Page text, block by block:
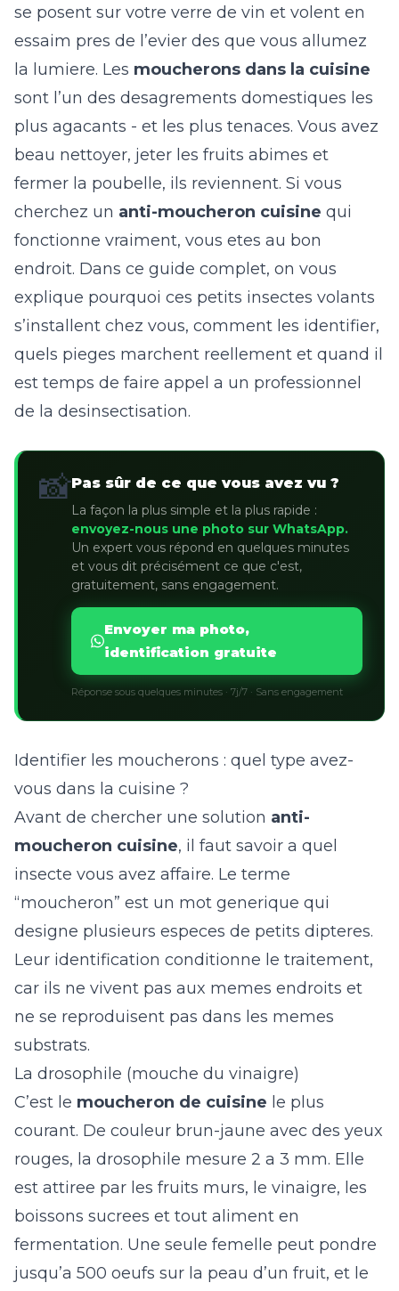
se posent sur votre verre de vin et volent en
essaim pres de l’evier des que vous allumez
la lumiere. Les moucherons dans la cuisine
sont l’un des desagrements domestiques les
plus agacants - et les plus tenaces. Vous avez
beau nettoyer, jeter les fruits abimes et
fermer la poubelle, ils reviennent. Si vous
cherchez un anti-moucheron cuisine qui
fonctionne vraiment, vous etes au bon
endroit. Dans ce guide complet, on vous
explique pourquoi ces petits insectes volants
s’installent chez vous, comment les identifier,
quels pieges marchent reellement et quand il
est temps de faire appel a un professionnel
de la desinsectisation.
📸Pas sûr de ce que vous avez vu ?
La façon la plus simple et la plus rapide :
envoyez-nous une photo sur WhatsApp.
Un expert vous répond en quelques minutes
et vous dit précisément ce que c'est,
gratuitement, sans engagement.
Envoyer ma photo,
identification gratuite
Réponse sous quelques minutes · 7j/7 · Sans engagement
Identifier les moucherons : quel type avez-
vous dans la cuisine ?
Avant de chercher une solution anti-
moucheron cuisine, il faut savoir a quel
insecte vous avez affaire. Le terme
“moucheron” est un mot generique qui
designe plusieurs especes de petits dipteres.
Leur identification conditionne le traitement,
car ils ne vivent pas aux memes endroits et
ne se reproduisent pas dans les memes
substrats.
La drosophile (mouche du vinaigre)
C’est le moucheron de cuisine le plus
courant. De couleur brun-jaune avec des yeux
rouges, la drosophile mesure 2 a 3 mm. Elle
est attiree par les fruits murs, le vinaigre, les
boissons sucrees et tout aliment en
fermentation. Une seule femelle peut pondre
jusqu’a 500 oeufs sur la peau d’un fruit, et le